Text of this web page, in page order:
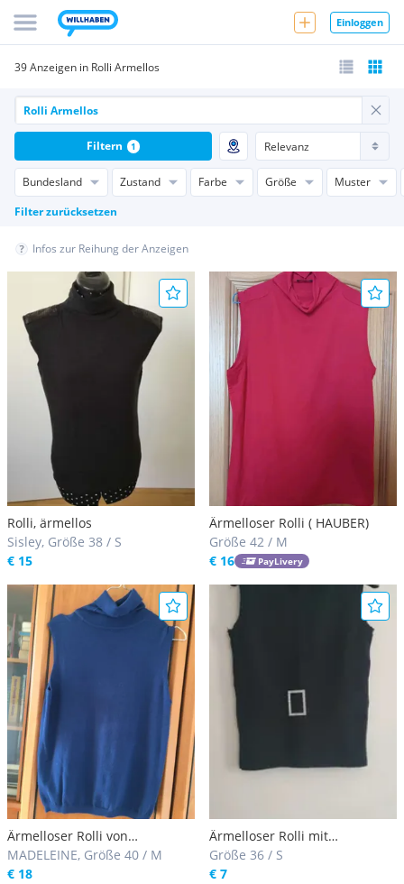
Einloggen
39 Anzeigen in Rolli Armellos
Bundesland Zustand Farbe Größe
Muster
Filter zurücksetzen
Filtern 1
Infos zur Reihung der Anzeigen
Rolli, ärmellos
Sisley, Größe 38 / S
€ 15
Ärmelloser Rolli ( HAUBER)
Größe 42 / M
€ 16
PayLivery
Ärmelloser Rolli von
Madeleine
MADELEINE, Größe 40 / M
€ 18
Ärmelloser Rolli mit
Strassschnale
Größe 36 / S
€ 7